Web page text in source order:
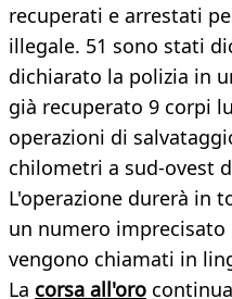
recuperati e arrestati
illegale. 51 sono stati
dichiarato la polizia in
già recuperato 9 corpi
operazioni di
chilometri a sud-ovest
L'operazione durerà in
un numero imprecisato
vengono chiamati in
La corsa all'oro